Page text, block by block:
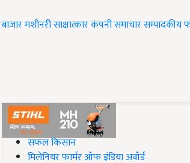
बाजारमशीनरीसाक्षात्कारकंपनी समाचारसम्पादकीय
#Top on Krishi Jagran
सफल किसान
मिलेनियर फार्मर ऑफ इंडिया अवॉर्ड